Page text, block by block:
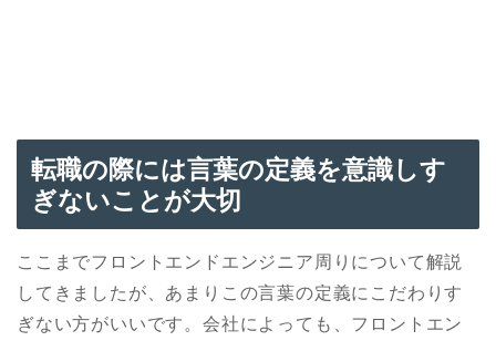
転職の際には言葉の定義を意識しす
ぎないことが大切
ここまでフロントエンドエンジニア周りについて解説
してきましたが、あまりこの言葉の定義にこだわりす
ぎない方がいいです。会社によっても、フロントエン